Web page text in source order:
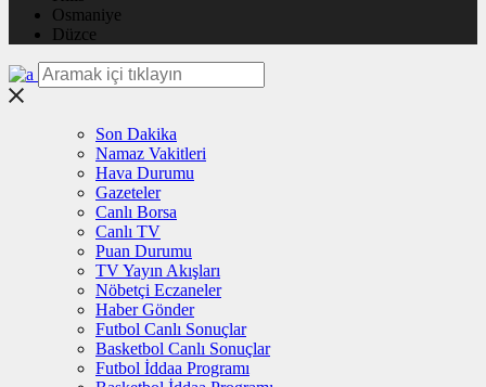
Osmaniye
Düzce
Son Dakika
Namaz Vakitleri
Hava Durumu
Gazeteler
Canlı Borsa
Canlı TV
Puan Durumu
TV Yayın Akışları
Nöbetçi Eczaneler
Haber Gönder
Futbol Canlı Sonuçlar
Basketbol Canlı Sonuçlar
Futbol İddaa Programı